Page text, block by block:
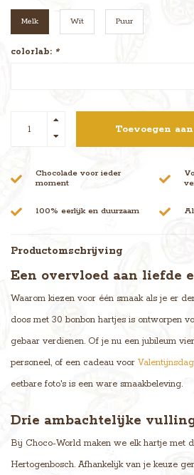
Melk Wit Puur
colorlab: *
Toevoegen
Chocolade voor ieder
moment
100% eerlijk en duurzaam
Productomschrijving
Een overvloed aan liefde
Waarom kiezen voor één smaak als je er
doos met 30 bonbon hartjes is ontworpen
gebaar verdienen. Of je nu een jubileum
personeel, of een cadeau voor Valentijnsdag
eetbare foto's is een ware smaakbeleving.
Drie ambachtelijke
Bij Choco-World maken we elk hartje met
Hertogenbosch. Afhankelijk van je keuze